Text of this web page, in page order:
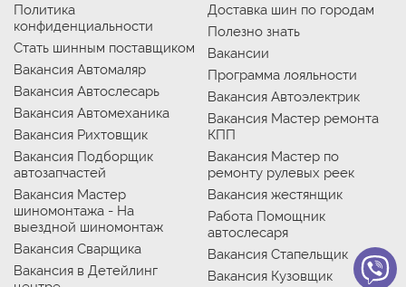
Политика
конфиденциальности
Стать шинным поставщиком
Вакансия Автомаляр
Вакансия Автослесарь
Вакансия Автомеханика
Вакансия Рихтовщик
Вакансия Подборщик
автозапчастей
Вакансия Мастер
шиномонтажа - На
выездной шиномонтаж
Вакансия Сварщика
Вакансия в Детейлинг
Доставка шин по городам
Полезно знать
Вакансии
Программа лояльности
Вакансия Автоэлектрик
Вакансия Мастер ремонта
КПП
Вакансия Мастер по
ремонту рулевых реек
Вакансия жестянщик
Работа Помощник
автослесаря
Вакансия Стапельщик
Вакансия Кузовщик